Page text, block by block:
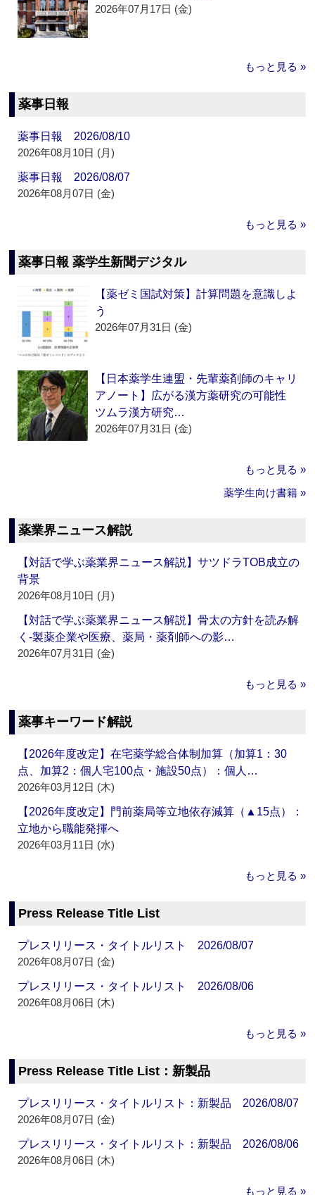
2026年07月17日 (金)
もっと見る »
薬事日報
薬事日報 2026/08/10
2026年08月10日 (月)
薬事日報 2026/08/07
2026年08月07日 (金)
もっと見る »
薬事日報 薬学生新聞デジタル
【薬ゼミ国試対策】計算問題を意識しよ
う
2026年07月31日 (金)
【日本薬学生連盟・先輩薬剤師のキャリ
アノート】広がる漢方薬研究の可能性
ツムラ漢方研究…
2026年07月31日 (金)
もっと見る »
薬学生向け書籍 »
薬業界ニュース解説
【対話で学ぶ薬業界ニュース解説】サツドラTOB成立の
背景
2026年08月10日 (月)
【対話で学ぶ薬業界ニュース解説】骨太の方針を読み解
く‐製薬企業や医療、薬局・薬剤師への影…
2026年07月31日 (金)
もっと見る »
薬事キーワード解説
【2026年度改定】在宅薬学総合体制加算（加算1：30
点、加算2：個人宅100点・施設50点）：個人…
2026年03月12日 (木)
【2026年度改定】門前薬局等立地依存減算（▲15点）：
立地から職能発揮へ
2026年03月11日 (水)
もっと見る »
Press Release Title List
プレスリリース・タイトルリスト 2026/08/07
2026年08月07日 (金)
プレスリリース・タイトルリスト 2026/08/06
2026年08月06日 (木)
もっと見る »
Press Release Title List：新製品
プレスリリース・タイトルリスト：新製品 2026/08/07
2026年08月07日 (金)
プレスリリース・タイトルリスト：新製品 2026/08/06
2026年08月06日 (木)
もっと見る »